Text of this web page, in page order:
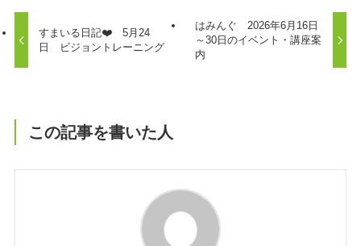
すまいる日記❤️ 5月24
日 ビジョントレーニング
はみんぐ 2026年6月16日
～30日のイベント・講座案
内
この記事を書いた人